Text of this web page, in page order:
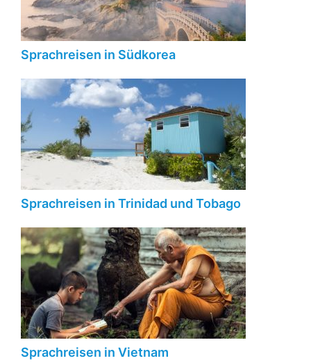
Sprachreisen in Südkorea
Sprachreisen in Trinidad und Tobago
Sprachreisen in Vietnam